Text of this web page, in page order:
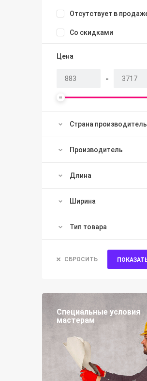
Отсутствует в
Со скидками
Цена
-
Страна производитель
Производитель
Длина
Ширина
Тип товара
СБРОСИТЬ
Специальные условия
мастерам